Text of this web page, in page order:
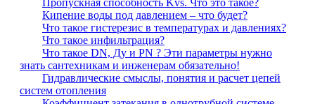
Пропускная способность Kvs. Что это такое?
Кипение воды под давлением – что будет?
Что такое гистерезис в температурах и давлениях?
Что такое инфильтрация?
Что такое DN, Ду и PN ? Эти параметры нужно
знать сантехникам и инженерам обязательно!
Гидравлические смыслы, понятия и расчет цепей
систем отопления